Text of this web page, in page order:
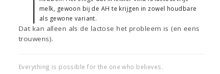
melk, gewoon bij de AH te krijgen in zowel houdbare
als gewone variant.
Dat kan alleen als de lactose het probleem is (en eens
trouwens).
Everything is possible for the one who believes.